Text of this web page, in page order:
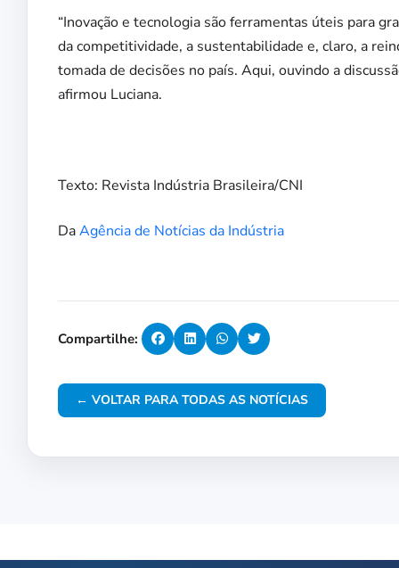
“Inovação e tecnologia são ferramentas úteis para
da competitividade, a sustentabilidade e, claro, a
tomada de decisões no país. Aqui, ouvindo a
afirmou Luciana.
Texto: Revista Indústria Brasileira/CNI
DaAgência de Notícias da Indústria
Compartilhe:
← VOLTAR PARA TODAS AS NOTÍCIAS